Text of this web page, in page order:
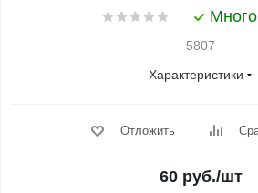
Много
5807
Характеристики
Отложить
60 руб./шт